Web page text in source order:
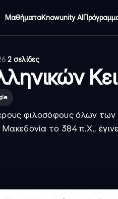
ΜαθήματαKnowunity AI
·2 σελίδες
φιλοσόφους όλων
Μακεδονία το 384 π.Χ.,